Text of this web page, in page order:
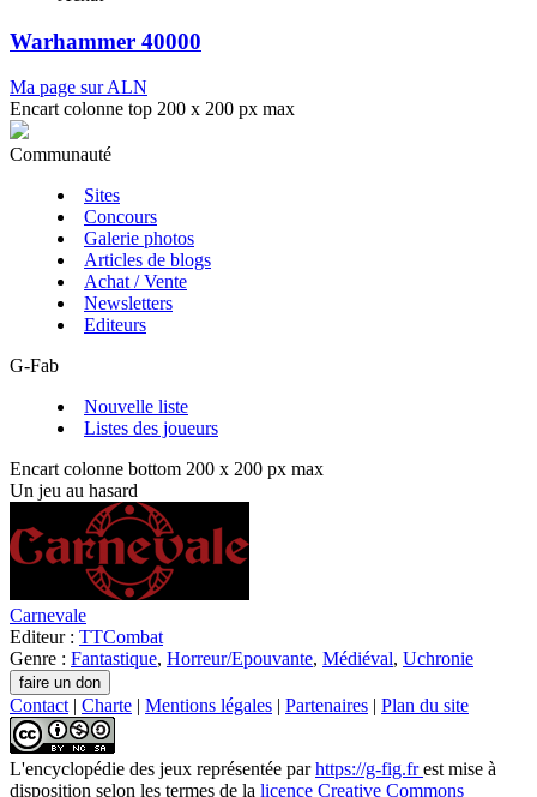
Warhammer 40000
Ma page sur ALN
Encart colonne top 200 x 200 px max
Communauté
Sites
Concours
Galerie photos
Articles de blogs
Achat / Vente
Newsletters
Editeurs
G-Fab
Nouvelle liste
Listes des joueurs
Encart colonne bottom 200 x 200 px max
Un jeu au hasard
Carnevale
Editeur : TTCombat
Genre : Fantastique, Horreur/Epouvante, Médiéval, Uchronie
Contact | Charte | Mentions légales | Partenaires | Plan du site
L'encyclopédie des jeux représentée parhttps://g-fig.frest mise à
disposition selon les termes de la licence Creative Commons